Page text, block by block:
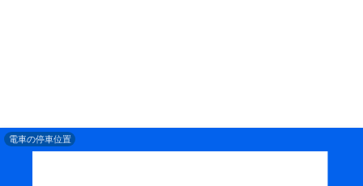
電車の停車位置